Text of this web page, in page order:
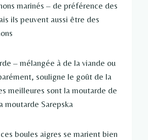
marinés – de préférence des
ils peuvent aussi être des
– mélangée à de la viande ou
souligne le goût de la
meilleures sont la moutarde de
moutarde Sarepska
boules aigres se marient bien